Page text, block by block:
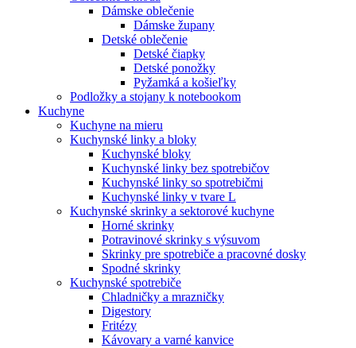
Dámske oblečenie
Dámske župany
Detské oblečenie
Detské čiapky
Detské ponožky
Pyžamká a košieľky
Podložky a stojany k notebookom
Kuchyne
Kuchyne na mieru
Kuchynské linky a bloky
Kuchynské bloky
Kuchynské linky bez spotrebičov
Kuchynské linky so spotrebičmi
Kuchynské linky v tvare L
Kuchynské skrinky a sektorové kuchyne
Horné skrinky
Potravinové skrinky s výsuvom
Skrinky pre spotrebiče a pracovné dosky
Spodné skrinky
Kuchynské spotrebiče
Chladničky a mrazničky
Digestory
Fritézy
Kávovary a varné kanvice